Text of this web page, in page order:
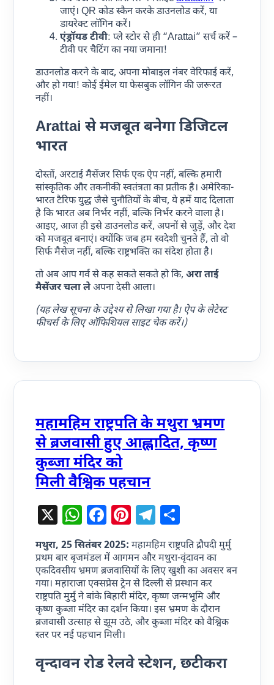
जाएं। QR कोड स्कैन करके डाउनलोड करें, या
डायरेक्ट लॉगिन करें।
एंड्रॉयड टीवी: प्ले स्टोर से ही “Arattai” सर्च करें –
टीवी पर चैटिंग का नया जमाना!
डाउनलोड करने के बाद, अपना मोबाइल नंबर वेरिफाई करें,
और हो गया! कोई ईमेल या फेसबुक लॉगिन की जरूरत
नहीं।
Arattai से मजबूत बनेगा डिजिटल
भारत
दोस्तों, अरटाई मैसेंजर सिर्फ एक ऐप नहीं, बल्कि हमारी
सांस्कृतिक और तकनीकी स्वतंत्रता का प्रतीक है। अमेरिका-
भारत टैरिफ युद्ध जैसे चुनौतियों के बीच, ये हमें याद दिलाता
है कि भारत अब निर्भर नहीं, बल्कि निर्भर करने वाला है।
आइए, आज ही इसे डाउनलोड करें, अपनों से जुड़ें, और देश
को मजबूत बनाएं। क्योंकि जब हम स्वदेशी चुनते हैं, तो वो
सिर्फ मैसेज नहीं, बल्कि राष्ट्रभक्ति का संदेश होता है।
तो अब आप गर्व से कह सकते सकते हो कि,अरा ताई
मैसेंजर चला लेअपना देसी आला।
(यह लेख सूचना के उद्देश्य से लिखा गया है। ऐप के लेटेस्ट
फीचर्स के लिए ऑफिशियल साइट चेक करें।)
महामहिम राष्ट्रपति के मथुरा भ्रमण
से ब्रजवासी हुए आह्लादित, कृष्ण
कुब्जा मंदिर को
मिली वैश्विक पहचान
X WhatsApp
Facebook
Pinterest
Telegram
मथुरा, 25 सितंबर 2025: महामहिम राष्ट्रपति द्रौपदी मुर्मु
प्रथम बार बृजमंडल में आगमन और मथुरा-वृंदावन का
एकदिवसीय भ्रमण ब्रजवासियों के लिए खुशी का अवसर बन
गया। महाराजा एक्सप्रेस ट्रेन से दिल्ली से प्रस्थान कर
राष्ट्रपति मुर्मु ने बांके बिहारी मंदिर, कृष्ण जन्मभूमि और
कृष्ण कुब्जा मंदिर का दर्शन किया। इस भ्रमण के दौरान
ब्रजवासी उत्साह से झूम उठे, और कुब्जा मंदिर को वैश्विक
स्तर पर नई पहचान मिली।
वृन्दावन रोड रेलवे स्टेशन, छटीकरा